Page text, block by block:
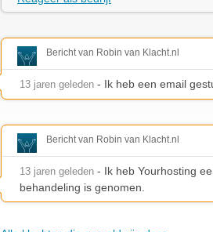
Bericht van Robin van Klacht.nl
13 jaren geleden - Ik heb een email
Bericht van Robin van Klacht.nl
13 jaren geleden - Ik heb Yourhosting
behandeling is genomen.